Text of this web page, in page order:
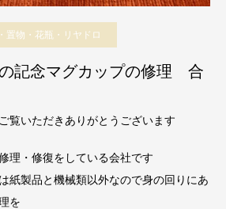
置物・花瓶・リヤドロ
記念マグカップの修理 合
覧いただきありがとうございます
理・修復をしている会社です
紙製品と機械類以外なので身の回りにあ
を